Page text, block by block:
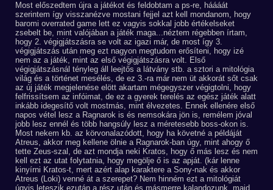
Most előszedtem újra a játékot és feldobtam a ps-re, háááát
szerintem így visszanézve mostani fejjel azt kell mondanom, hogy
baromi overrated game lett ez vagyis sokkal jobb értékelseket
zsebelt be, mint valójában a játék maga...néztem régebben írtam,
hogy 2. végigjátszásra se volt az igazi már, de most így 3.
végigjátszás után meg ezt nagyon megtudom erősíteni, hogy izé
nem az a játék, mint az első végigjátszásra volt. Első
végigjátszásnál tényleg áll leejtős a látvány stb. a sztori a mitológia
világ és a történet mesélés, de ez 3.-ra már nem üt akkorát sőt csak
az új játék megjelenése elött akartam mégegyszer végigtolni, hogy
felfrissítsem az infóimat, de ez a gyerek terelés az egész játék alatt
inkább idegesítő volt mostmás, mint élvezetes. Ennek ellenére első
napos vétel lesz a Ragnarok is és nemsokára jön is, remélem jóval
jobb lesz ennél és több hangsúly lesz a méretesebb boss-okon is.
Most nekem kb. az körvonalazódott, hogy ha követné a példáját
Atreus, akkor meg kellene ölnie a Ragnarok-ban úgy, mint ahogy ő
tette Zeus-szal, de azt mondja neki Kratos, hogy ő más lesz és nem
kell ezt az utat folytatnia, hogy megölje ő is az apját. (kár lenne
kinyírni Kratos-t, mert azért alap karaktere a Sony-nak és akkor
Atreus (Loki) venné át a szerepet? Nem hinném ezt a mitológiát
úgyis leteszik ezután a rész után és másmerre kalandozunk, majd